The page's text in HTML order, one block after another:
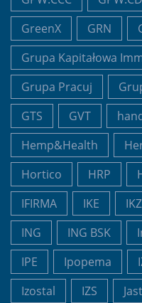
GreenX
GRN
Grupa Kapitałowa
Grupa Pracuj
GTS
GVT
Hemp&Health
Hortico
HRP
IFIRMA
IKE
ING
ING BSK
IPE
Ipopema
Izostal
IZS